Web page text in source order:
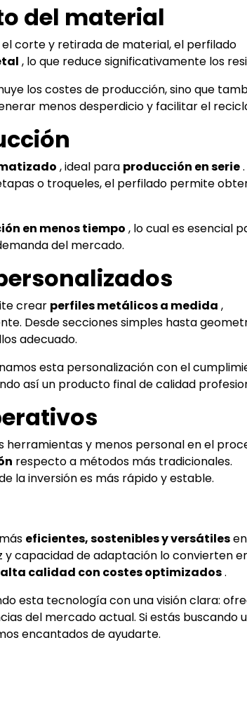
del material
corte y retirada de material, el perfilado
, lo que reduce significativamente los
los costes de producción, sino que
menos desperdicio y facilitar el
, ideal para producción en serie
o troqueles, el perfilado permite
en menos tiempo , lo cual es esencial
del mercado.
crear perfiles metálicos a medida ,
Desde secciones simples hasta
adecuado.
esta personalización con el
así un producto final de calidad
herramientas y menos personal en el
respecto a métodos más tradicionales.
la inversión es más rápido y estable.
eficientes, sostenibles y versátiles
y capacidad de adaptación lo convierten
calidad con costes optimizados.
esta tecnología con una visión clara:
del mercado actual. Si estás buscando
encantados de ayudarte.